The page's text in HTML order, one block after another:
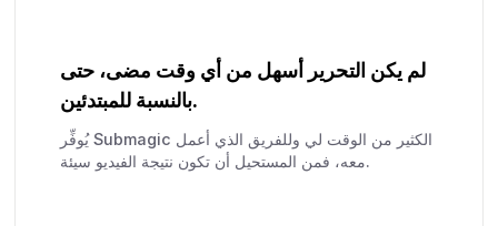
لم يكن التحرير أسهل من أي وقت مضى، حتى
بالنسبة للمبتدئين.
يُوفِّر Submagic الكثير من الوقت لي وللفريق الذي أعمل
معه، فمن المستحيل أن تكون نتيجة الفيديو سيئة.